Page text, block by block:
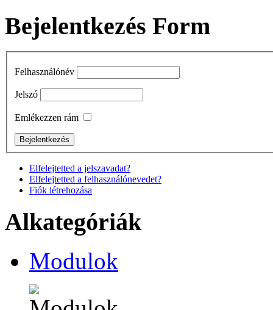
Bejelentkezés Form
Felhasználónév
Jelszó
Emlékezzen rám
Elfelejtetted a jelszavadat?
Elfelejtetted a felhasználónevedet?
Fiók létrehozása
Alkategóriák
Modulok